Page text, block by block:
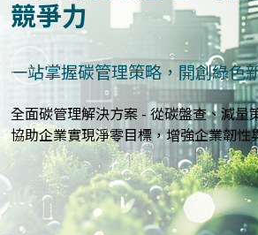
打造符合國際標準的永續報告與指
永續報告與ESG評估服務 - 精準分析永
GRI、
SASB等國際標準的報告策略，提升企
上一張